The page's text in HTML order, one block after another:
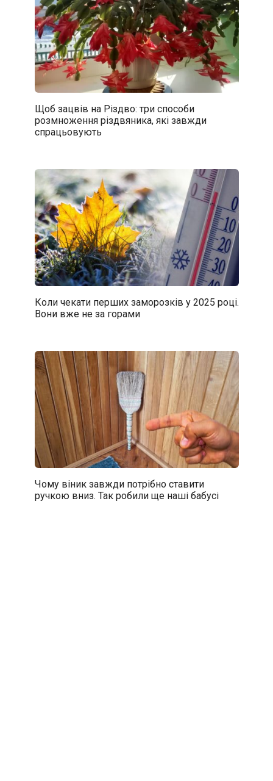
Щоб зацвів на Різдво: три способи
розмноження різдвяника, які завжди
спрацьовують
Коли чекати перших заморозків у 2025 році.
Вони вже не за горами
Чому віник завжди потрібно ставити
ручкою вниз. Так робили ще наші бабусі